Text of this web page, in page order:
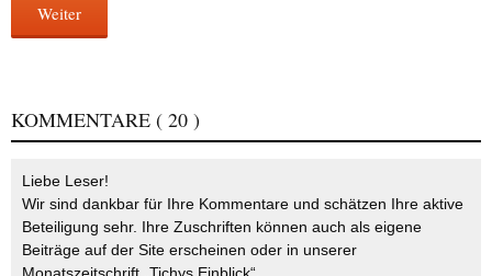
Weiter
KOMMENTARE ( 20 )
Liebe Leser!
Wir sind dankbar für Ihre Kommentare und schätzen Ihre aktive
Beteiligung sehr. Ihre Zuschriften können auch als eigene
Beiträge auf der Site erscheinen oder in unserer
Monatszeitschrift „Tichys Einblick“.